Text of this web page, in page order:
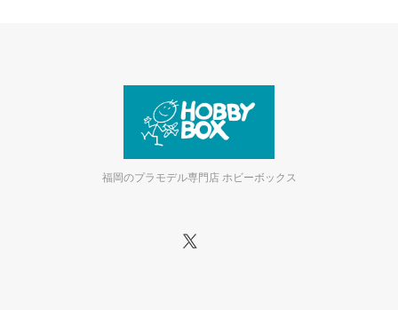
福岡のプラモデル専門店 ホビーボックス